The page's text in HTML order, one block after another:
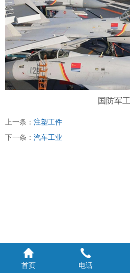
国防军工
上一条： 注塑工件
下一条： 汽车工业
首页 电话